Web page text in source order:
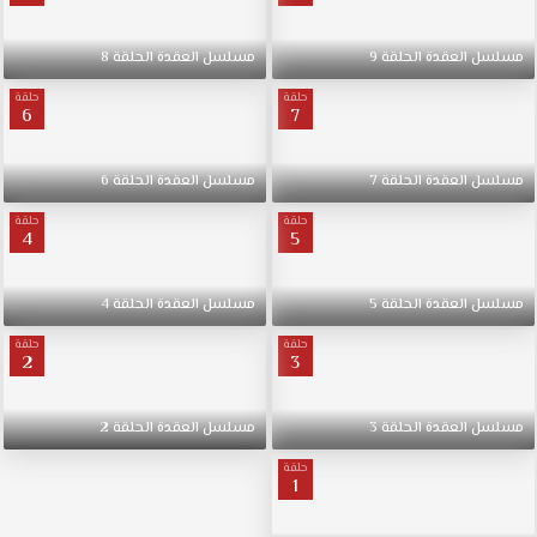
مسلسلالعقدةالحلقة9 مسلسلالعقدةالحلقة8
حلقة
7
مسلسلالعقدةالحلقة7
حلقة
6
مسلسلالعقدةالحلقة6
حلقة
5
مسلسلالعقدةالحلقة5
حلقة
4
مسلسلالعقدةالحلقة4
حلقة
3
مسلسلالعقدةالحلقة3
حلقة
2
مسلسلالعقدةالحلقة2
حلقة
1